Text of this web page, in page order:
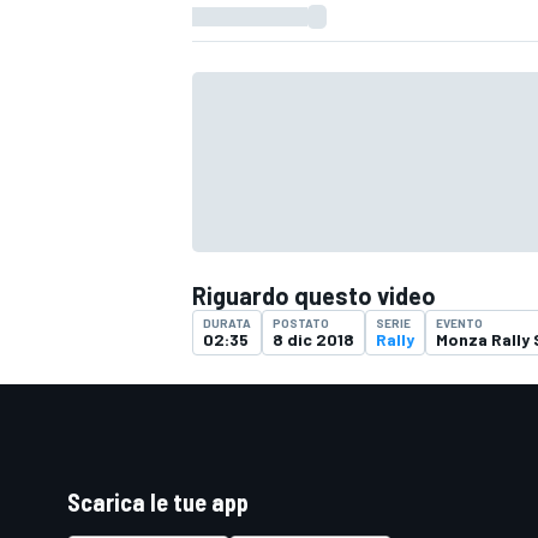
Riguardo questo video
DURATA
02:35
POSTATO
8 dic 2018
SERIE
Rally
EVENTO
Monza Rally
Scarica le tue app